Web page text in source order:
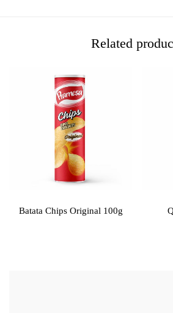
Related
Batata Chips Original 100g